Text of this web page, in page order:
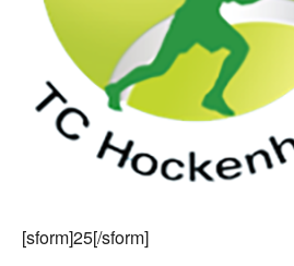
[sform]25[/sform]